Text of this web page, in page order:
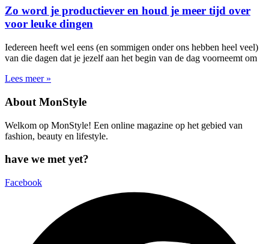
Zo word je productiever en houd je meer tijd over
voor leuke dingen
Iedereen heeft wel eens (en sommigen onder ons hebben heel veel)
van die dagen dat je jezelf aan het begin van de dag voorneemt om
Lees meer »
About MonStyle
Welkom op MonStyle! Een online magazine op het gebied van
fashion, beauty en lifestyle.
have we met yet?
Facebook